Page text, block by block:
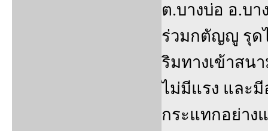
ต.บางบ่อ อ.บ
ร่วมกตัญญู รุด
ริมทางเข้าสน
ไม่มีแรง และ
กระแทกอย่าง